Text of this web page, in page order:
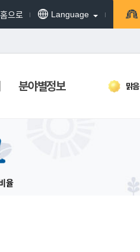
홈으로 Language
맑음
분야별정보
율